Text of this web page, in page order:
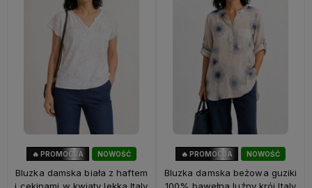
NOWOŚĆ
OKAZJA
🔥 PROMOCJA
Bluzka damska biała z haftem
i cekinami w kwiaty lekka Italy
NOWOŚĆ
OKAZJA
🔥 PROMOCJA
Bluzka damska beżowa guziki
100% bawełna luźny krój Italy